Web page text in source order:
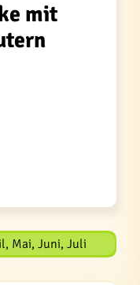
mit
Mai, Juni, Juli